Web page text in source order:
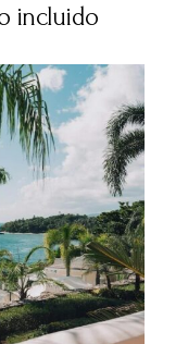
incluido